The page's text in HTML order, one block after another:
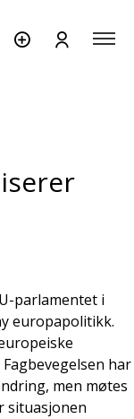
parlamentet i
europapolitikk.
har
men møtes
situasjonen